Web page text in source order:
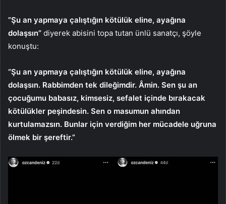
”Şu an yapmaya çalıştığın kötülük eline, ayağına
dolaşsın” diyerek abisini topa tutan ünlü sanatçı, şöyle
konuştu:
“Şu an yapmaya çalıştığın kötülük eline, ayağına
dolaşsın. Rabbimden tek dileğimdir. Âmin. Sen şu an
çocuğumu babasız, kimsesiz, sefalet içinde bırakacak
kötülükler peşindesin. Sen o masumun ahından
kurtulamazsın. Bunlar için verdiğim her mücadele uğruna
ölmek bir şereftir.”